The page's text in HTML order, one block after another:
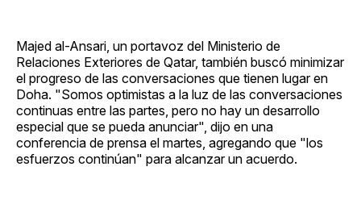
Majed al-Ansari, un portavoz del Ministerio de
Relaciones Exteriores de Qatar, también buscó minimizar
el progreso de las conversaciones que tienen lugar en
Doha. "Somos optimistas a la luz de las conversaciones
continuas entre las partes, pero no hay un desarrollo
especial que se pueda anunciar", dijo en una
conferencia de prensa el martes, agregando que "los
esfuerzos continúan" para alcanzar un acuerdo.